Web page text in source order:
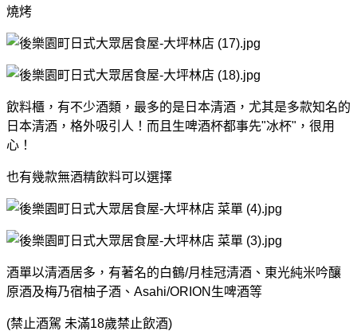
燒烤
飲料櫃，有不少酒類，最多的是日本清酒，尤其是多款知名的
日本清酒，格外吸引人！而且生啤酒杯都事先"冰杯"，很用
心！
也有幾款無酒精飲料可以選擇
酒單以清酒居多，有著名的白鶴/月桂冠清酒、東光純米吟釀
原酒及梅乃宿柚子酒、Asahi/ORION生啤酒等
(禁止酒駕 未滿18歲禁止飲酒)